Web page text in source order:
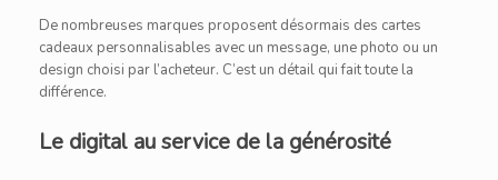
De nombreuses marques proposent désormais des cartes
cadeaux personnalisables avec un message, une photo ou un
design choisi par l’acheteur. C’est un détail qui fait toute la
différence.
Le digital au service de la générosité